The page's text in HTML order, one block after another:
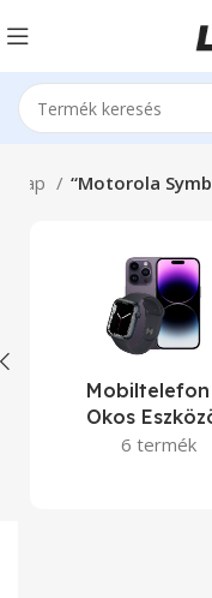
“Motorola
Okos
6 termék